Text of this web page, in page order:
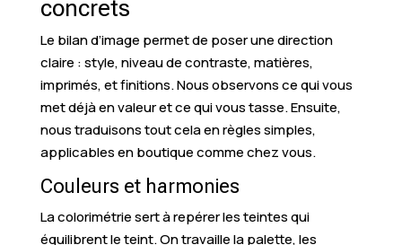
concrets
Le bilan d’image permet de poser une direction
claire : style, niveau de contraste, matières,
imprimés, et finitions. Nous observons ce qui vous
met déjà en valeur et ce qui vous tasse. Ensuite,
nous traduisons tout cela en règles simples,
applicables en boutique comme chez vous.
Couleurs et harmonies
La colorimétrie sert à repérer les teintes qui
équilibrent le teint. On travaille la palette, les